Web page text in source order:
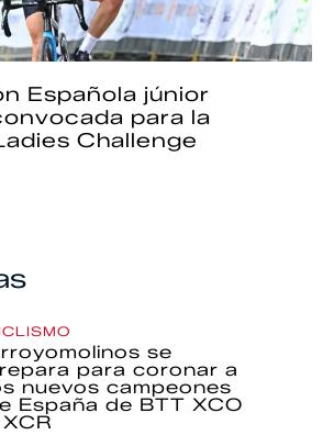
Española júnior
para la
Challenge
se
para coronar a
nuevos campeones
España de BTT XCO